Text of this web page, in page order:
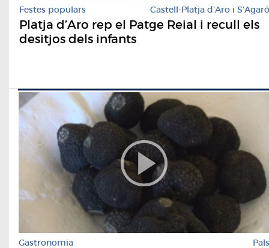
Festes populars Castell-Platja d'Aro i S'Agaró
Platja d’Aro rep el Patge Reial i recull els
desitjos dels infants
Gastronomia Pals